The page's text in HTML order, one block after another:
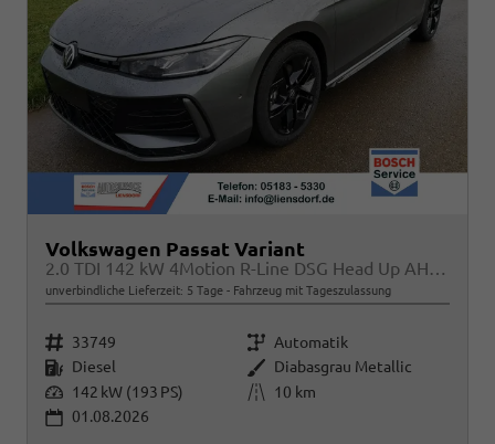
Volkswagen Passat Variant
2.0 TDI 142 kW 4Motion R-Line DSG Head Up AHK Navi
unverbindliche Lieferzeit: 5 Tage Fahrzeug mit Tageszulassung
Fahrzeugnr. 33749 Getriebe Automatik
Kraftstoff Diesel Außenfarbe Diabasgrau Metallic
Leistung 142 kW (193 PS) Kilometerstand
10 km
01.08.2026